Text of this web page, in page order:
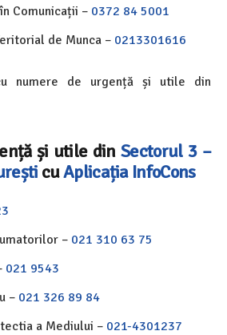
Comunicații – 0372 84 5001
de Munca – 0213301616
numere de urgență și utile din
și utile dinSectorul 3 –
cuAplicația InfoCons
– 021 310 63 75
021 9543
– 021 326 89 84
a Mediului – 021-4301237